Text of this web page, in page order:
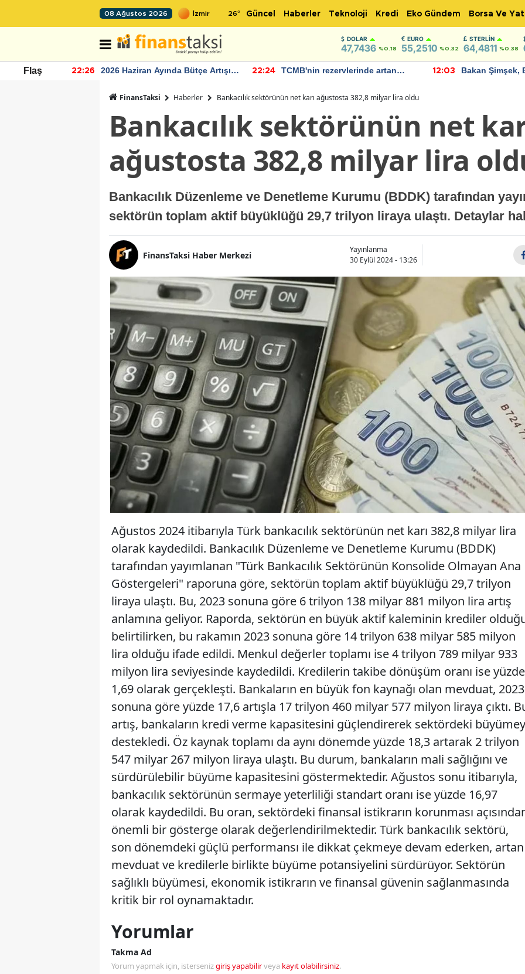
08 Ağustos 2026 26° Güncel Haberler Teknoloji Kredi Eko Gündem Borsa Ve
DOLAR
47,7436 %0.18
EURO
55,2510 %0.32
STERLIN
64,4811 %0.38
Flaş 22:26
2026 Haziran Ayında Bütçe Artışı
22:24
TCMB'nin rezervlerinde artan
12:03
Bakan Şimşek,
FinansTaksi Haberler Bankacılık sektörünün net karı ağustosta 382,8 milyar lira oldu
Bankacılık sektörünün net
ağustosta 382,8 milyar lira
Bankacılık Düzenleme ve Denetleme Kurumu (BDDK) tarafından
sektörün toplam aktif büyüklüğü 29,7 trilyon liraya ulaştı. Detaylar
FinansTaksi Haber Merkezi
Yayınlanma
30 Eylül 2024 - 13:26
Ağustos 2024 itibarıyla Türk bankacılık sektörünün net karı 382,8 milyar lira
olarak kaydedildi. Bankacılık Düzenleme ve Denetleme Kurumu (BDDK)
tarafından yayımlanan "Türk Bankacılık Sektörünün Konsolide Olmayan Ana
Göstergeleri" raporuna göre, sektörün toplam aktif büyüklüğü 29,7 trilyon
liraya ulaştı. Bu, 2023 sonuna göre 6 trilyon 138 milyar 881 milyon lira artış
anlamına geliyor. Raporda, sektörün en büyük aktif kaleminin krediler
belirtilirken, bu rakamın 2023 sonuna göre 14 trilyon 638 milyar 585 milyon
lira olduğu ifade edildi. Menkul değerler toplamı ise 4 trilyon 789 milyar 933
milyon lira seviyesinde kaydedildi. Kredilerin takibe dönüşüm oranı ise yüzde
1,69 olarak gerçekleşti. Bankaların en büyük fon kaynağı olan mevduat, 2023
sonuna göre yüzde 17,6 artışla 17 trilyon 460 milyar 577 milyon liraya çıktı.
artış, bankaların kredi verme kapasitesini güçlendirerek sektördeki
destekledi. Öz kaynak toplamı da aynı dönemde yüzde 18,3 artarak 2 trilyon
547 milyar 267 milyon liraya ulaştı. Bu durum, bankaların mali sağlığını ve
sürdürülebilir büyüme kapasitesini göstermektedir. Ağustos sonu itibarıyla,
bankacılık sektörünün sermaye yeterliliği standart oranı ise yüzde 16,97
olarak kaydedildi. Bu oran, sektördeki finansal istikrarın korunması
önemli bir gösterge olarak değerlendirilmektedir. Türk bankacılık sektörü,
son dönemdeki güçlü performansı ile dikkat çekmeye devam ederken, artan
mevduat ve kredilerle birlikte büyüme potansiyelini sürdürüyor. Sektörün
sağlıklı büyümesi, ekonomik istikrarın ve finansal güvenin sağlanmasında
kritik bir rol oynamaktadır.
Yorumlar
Takma Ad
Yorum yapmak için, istersenizgiriş yapabilirveya kayıt olabilirsiniz.